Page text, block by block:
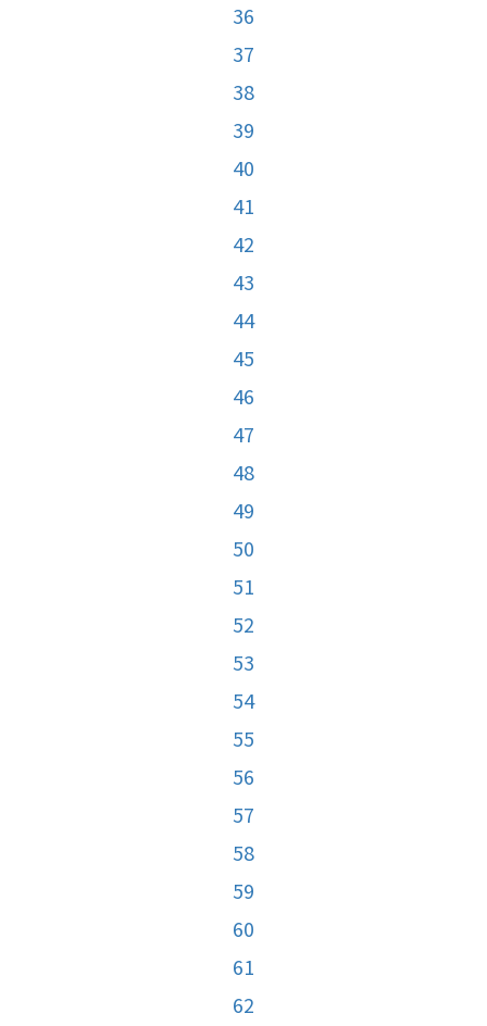
36
37
38
39
40
41
42
43
44
45
46
47
48
49
50
51
52
53
54
55
56
57
58
59
60
61
62